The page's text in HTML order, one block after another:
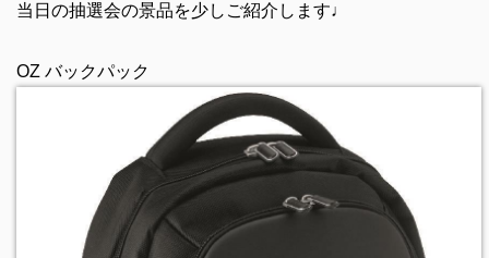
当日の抽選会の景品を少しご紹介します♩
OZ バックパック